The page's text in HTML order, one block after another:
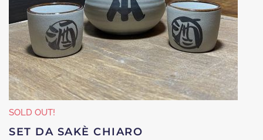
SOLD OUT!
SET DA SAKÈ CHIARO